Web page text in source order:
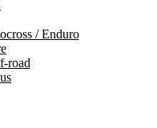
/ Enduro
road